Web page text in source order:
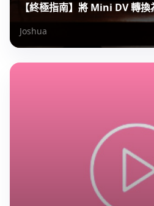
【終極指南】將 Mini DV 轉
Joshua